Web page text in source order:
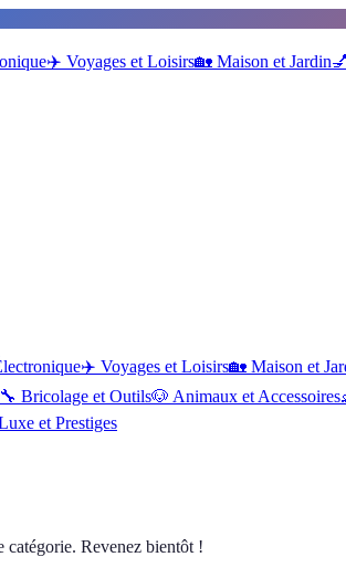
✈️ Voyages et Loisirs🏡 Maison et Jardin💅
✈️ Voyages et Loisirs🏡 Maison et
🔧 Bricolage et Outils🐶 Animaux et Accessoires
et Prestiges
catégorie. Revenez bientôt !